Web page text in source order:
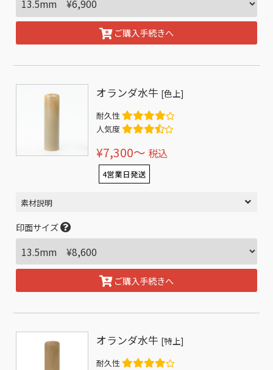
ご購入手続きへ
オランダ水牛 [色上]
耐久性
人気度
¥7,300〜 税込
4営業日発送
素材説明
印面サイズ
ご購入手続きへ
オランダ水牛 [特上]
耐久性